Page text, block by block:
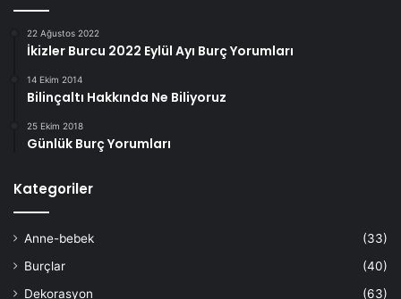
22 Ağustos 2022
İkizler Burcu 2022 Eylül Ayı Burç Yorumları
14 Ekim 2014
Bilinçaltı Hakkında Ne Biliyoruz
25 Ekim 2018
Günlük Burç Yorumları
Kategoriler
Anne-bebek
(33)
Burçlar
(40)
Dekorasyon
(63)